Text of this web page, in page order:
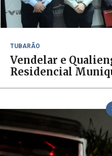
TUBARÃO
Vendelar e
Residencial